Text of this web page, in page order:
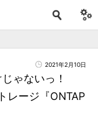
2021年2月10日
ゃないっ！
レージ『ONTAP